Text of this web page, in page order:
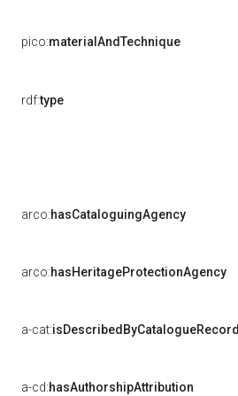
pico:materialAndTechnique
rdf:type
arco:hasCataloguingAgency
arco:hasHeritageProtectionAgency
a-cat:isDescribedByCatalogueRecord
a-cd:hasAuthorshipAttribution